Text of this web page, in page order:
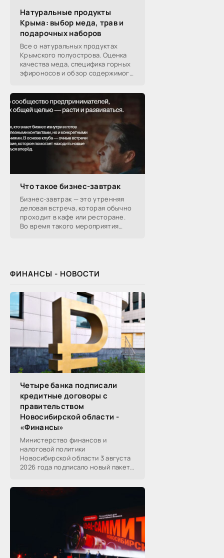
Натуральные продукты
Крыма: выбор меда, трав и
подарочных наборов
Все о натуральных продуктах
Крымского полуострова. Оценка
качества меда, специфика горных
эфироносов и обзор содержимого
производителей.
Что такое бизнес-завтрак
Бизнес-завтрак — это утренняя
деловая встреча, которая обычно
проходит в кафе или ресторане.
Во время такого мероприятия
ФИНАНСЫ - НОВОСТИ
Четыре банка подписали
кредитные договоры с
правительством
Новосибирской области -
«Финансы»
Министерство финансов и
налоговой политики
Новосибирской области 3 августа
2026 года подписало новый пакет
предоставлению кредитов в
форме возобновляемой...